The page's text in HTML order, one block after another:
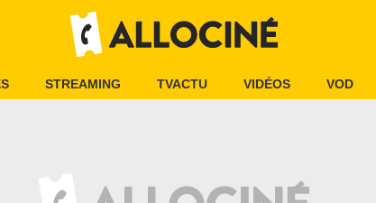
STREAMING TVACTU VIDÉOS VOD